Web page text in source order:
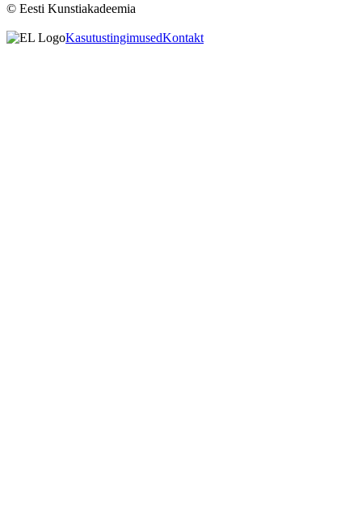
© Eesti Kunstiakadeemia
KasutustingimusedKontakt